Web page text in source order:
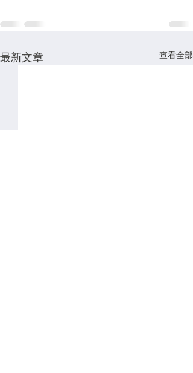
最新文章 查看全部